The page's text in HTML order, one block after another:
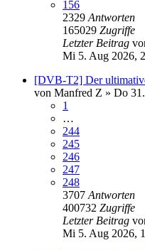
156
2329 Antworten
165029 Zugriffe
Letzter Beitrag
Mi 5. Aug 2026,
[DVB-T2] Der
von Manfred Z » Do
1
…
244
245
246
247
248
3707 Antworten
400732 Zugriffe
Letzter Beitrag
Mi 5. Aug 2026,